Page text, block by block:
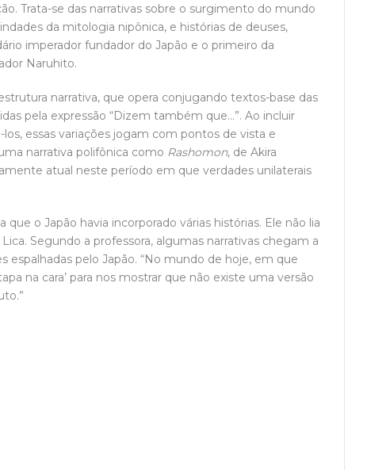
Trata-se das narrativas sobre o surgimento do mundo
da mitologia nipônica, e histórias de deuses,
imperador fundador do Japão e o primeiro da
Naruhito.
narrativa, que opera conjugando textos-base das
pela expressão “Dizem também que…”. Ao incluir
essas variações jogam com pontos de vista e
narrativa polifônica como Rashomon, de Akira
atual neste período em que verdades unilaterais
o Japão havia incorporado várias histórias. Ele não lia
Segundo a professora, algumas narrativas chegam a
espalhadas pelo Japão. “No mundo de hoje, em que
na cara’ para nos mostrar que não existe uma versão